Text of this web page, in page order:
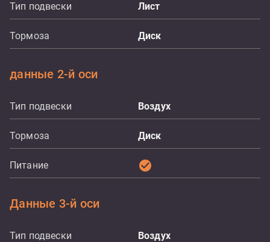
Тип подвески Лист
Тормоза Диск
данные 2-й оси
Тип подвески Воздух
Тормоза Диск
Питание check_circle
Данные 3-й оси
Тип подвески Воздух